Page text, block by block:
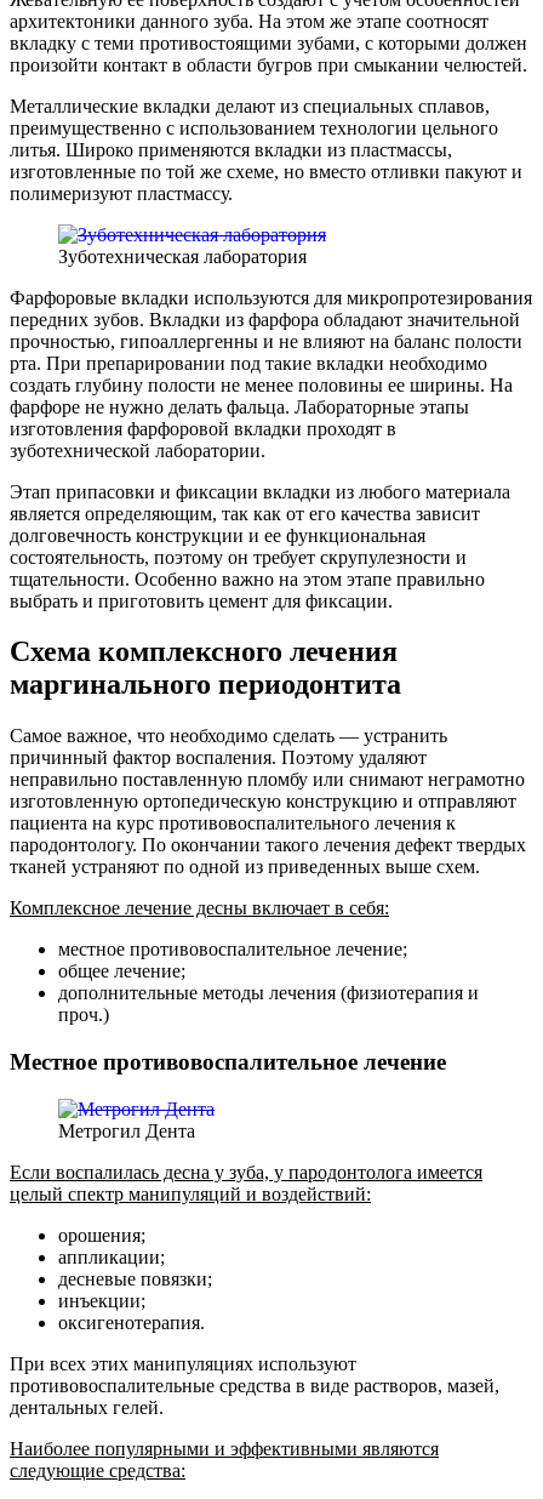
архитектоники данного зуба. На этом же этапе соотносят
вкладку с теми противостоящими зубами, с которыми должен
произойти контакт в области бугров при смыкании челюстей.
Металлические вкладки делают из специальных сплавов,
преимущественно с использованием технологии цельного
литья. Широко применяются вкладки из пластмассы,
изготовленные по той же схеме, но вместо отливки пакуют и
полимеризуют пластмассу.
Зуботехническая лаборатория
Фарфоровые вкладки используются для микропротезирования
передних зубов. Вкладки из фарфора обладают значительной
прочностью, гипоаллергенны и не влияют на баланс полости
рта. При препарировании под такие вкладки необходимо
создать глубину полости не менее половины ее ширины. На
фарфоре не нужно делать фальца. Лабораторные этапы
изготовления фарфоровой вкладки проходят в
зуботехнической лаборатории.
Этап припасовки и фиксации вкладки из любого материала
является определяющим, так как от его качества зависит
долговечность конструкции и ее функциональная
состоятельность, поэтому он требует скрупулезности и
тщательности. Особенно важно на этом этапе правильно
выбрать и приготовить цемент для фиксации.
Схема комплексного лечения
маргинального периодонтита
Самое важное, что необходимо сделать — устранить
причинный фактор воспаления. Поэтому удаляют
неправильно поставленную пломбу или снимают неграмотно
изготовленную ортопедическую конструкцию и отправляют
пациента на курс противовоспалительного лечения к
пародонтологу. По окончании такого лечения дефект твердых
тканей устраняют по одной из приведенных выше схем.
Комплексное лечение десны включает в себя:
местное противовоспалительное лечение;
общее лечение;
дополнительные методы лечения (физиотерапия и
проч.)
Местное противовоспалительное лечение
Метрогил Дента
Если воспалилась десна у зуба, у пародонтолога имеется
целый спектр манипуляций и воздействий:
орошения;
аппликации;
десневые повязки;
инъекции;
оксигенотерапия.
При всех этих манипуляциях используют
противовоспалительные средства в виде растворов, мазей,
дентальных гелей.
Наиболее популярными и эффективными являются
следующие средства: